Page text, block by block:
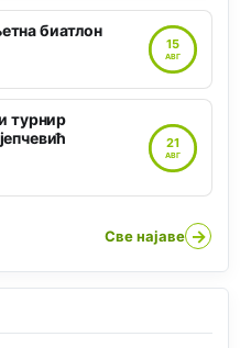
биатлон
15
АВГ
турнир
21
АВГ
Све најаве →